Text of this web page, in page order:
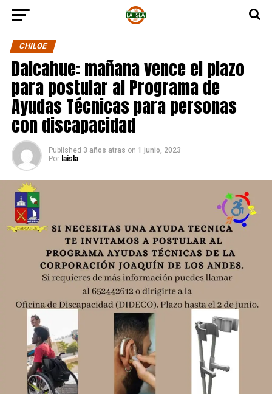
CHILOE
Dalcahue: mañana vence el plazo
para postular al Programa de
Ayudas Técnicas para personas
con discapacidad
Published 3 años atras on 1 junio, 2023
Por laisla